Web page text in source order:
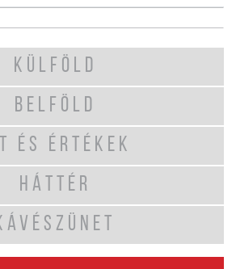
KÜLFÖLD
BELFÖLD
ÉS ÉRTÉKEK
HÁTTÉR